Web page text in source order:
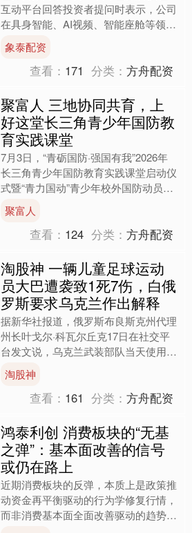
互动平台回答投资者提问时表示，公司
在具身智能、AI视频、智能座舱等领域
的业务均在持续推进和落地中。公司
BlackEye V....
象泰配资
查看： 171 分类：方舟配资
聚富人 三地协同共育，上
好这堂长三角青少年国防教
育实践课堂
7月3日，“青砺国防·强国有我”2026年
长三角青少年国防教育实践课堂启动仪
式暨“青力国动”青少年校外国防动员社
会实践活动在东方绿舟举办。此次活动
由青浦、吴江、....
聚富人
查看： 124 分类：方舟配资
淘股神 一辆儿童足球运动
员大巴遭袭致1死7伤，白俄
罗斯要求乌克兰作出解释
据新华社报道，俄罗斯布良斯克州代理
州长叶戈尔·科瓦尔丘克17日在社交平
台发文说，乌克兰武装部队当天使用无
人机袭击一辆载有白俄罗斯儿童足球运
动员的大巴，造成1人死....
淘股神
查看： 161 分类：方舟配资
鸿泰利创 消费板块的“无基
之弹”：基本面改善的信号
或仍在路上
近期消费板块的反弹，本质上是政策推
动资金再平衡驱动的行为学修复行情，
而非消费基本面全面改善驱动的趋势反